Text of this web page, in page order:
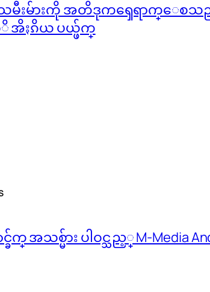
းသမီးမ်ားကို အတိဒုကၡေရာက္ေစ
အိႏၵိယ ပယ္ဖ်က္
အသစ္မ်ား ပါဝင္သည့္ M-Media